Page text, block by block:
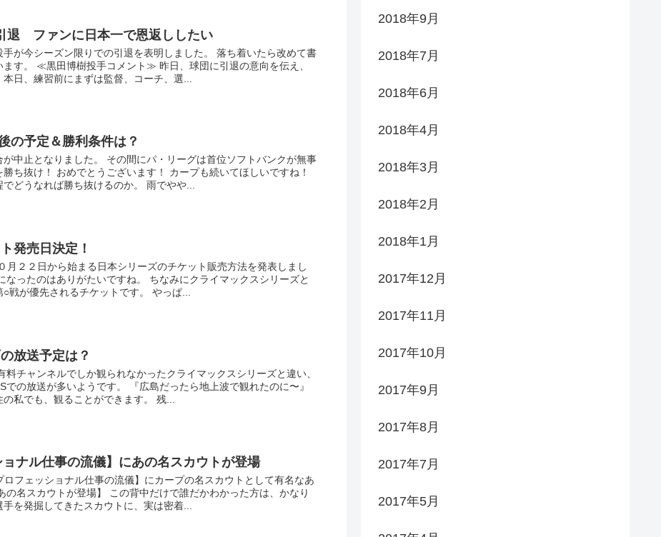
退 ファンに日本一で恩返ししたい
が今シーズン限りでの引退を表明しました。 落ち着いたら改めて書
す。 ≪黒田博樹投手コメント≫ 昨日、球団に引退の意向を伝え、
日、練習前にまずは監督、コーチ、選...
予定＆勝利条件は？
中止となりました。 その間にパ・リーグは首位ソフトバンクが無事
ち抜け！ おめでとうございます！ カープも続いてほしいですね！
どうなれば勝ち抜けるのか。 雨でやや...
発売日決定！
月２２日から始まる日本シリーズのチケット販売方法を発表しまし
なったのはありがたいですね。 ちなみにクライマックスシリーズと
戦が優先されるチケットです。 やっぱ...
放送予定は？
料チャンネルでしか観られなかったクライマックスシリーズと違い、
での放送が多いようです。 『広島だったら地上波で観れたのに〜』
私でも、観ることができます。 残...
ョナル仕事の流儀】にあの名スカウトが登場
ロフェッショナル仕事の流儀】にカープの名スカウトとして有名なあ
の名スカウトが登場】 この背中だけで誰だかわかった方は、かなり
を発掘してきたスカウトに、実は密着...
2018年9月
2018年7月
2018年6月
2018年4月
2018年3月
2018年2月
2018年1月
2017年12月
2017年11月
2017年10月
2017年9月
2017年8月
2017年7月
2017年5月